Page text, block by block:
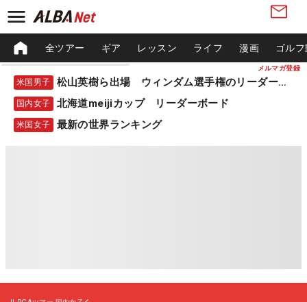
メルマガ登録
全ツアー ギア レッスン ライフ 漫画 ゴル
米国男子 松山英樹ら出場 ウィンダム選手権のリーダーボード
国内女子 北海道meijiカップ リーダーボード
米国女子 最新の世界ランキング